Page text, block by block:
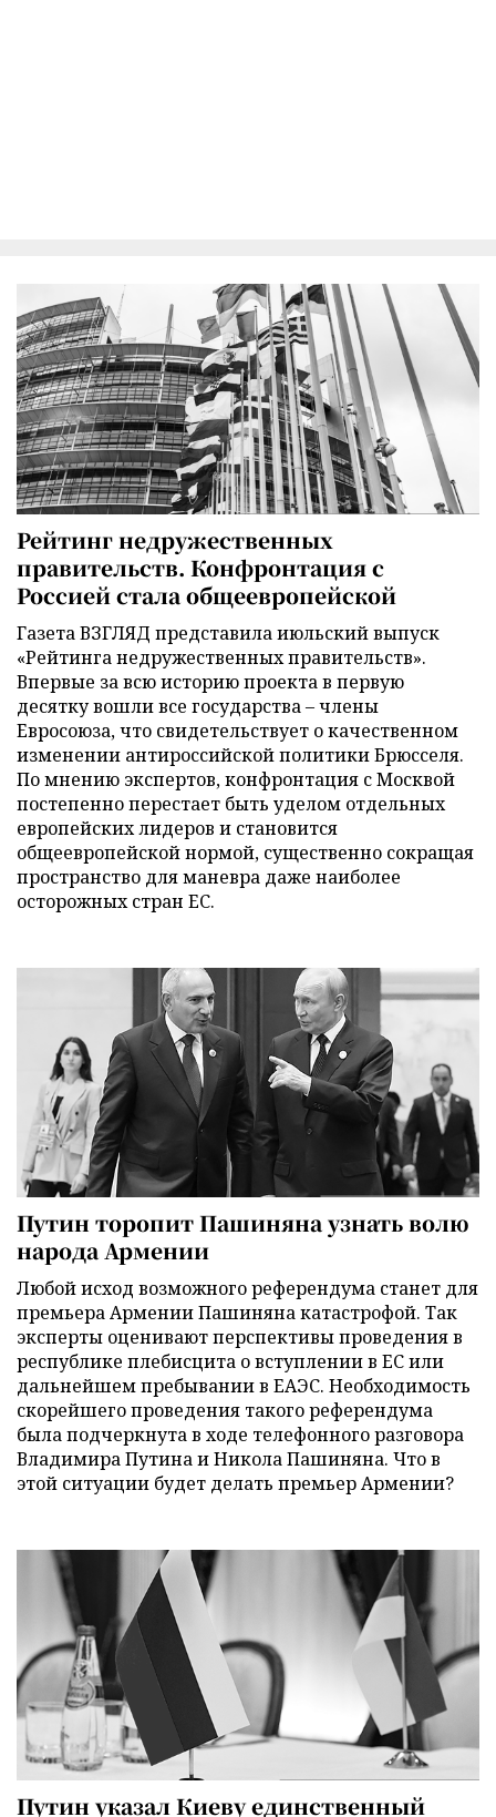
Рейтинг недружественных
правительств. Конфронтация с
Россией стала общеевропейской
Газета ВЗГЛЯД представила июльский выпуск
«Рейтинга недружественных правительств».
Впервые за всю историю проекта в первую
десятку вошли все государства – члены
Евросоюза, что свидетельствует о качественном
изменении антироссийской политики Брюсселя.
По мнению экспертов, конфронтация с Москвой
постепенно перестает быть уделом отдельных
европейских лидеров и становится
общеевропейской нормой, существенно сокращая
пространство для маневра даже наиболее
осторожных стран ЕС.
Путин торопит Пашиняна узнать волю
народа Армении
Любой исход возможного референдума станет для
премьера Армении Пашиняна катастрофой. Так
эксперты оценивают перспективы проведения в
республике плебисцита о вступлении в ЕС или
дальнейшем пребывании в ЕАЭС. Необходимость
скорейшего проведения такого референдума
была подчеркнута в ходе телефонного разговора
Владимира Путина и Никола Пашиняна. Что в
этой ситуации будет делать премьер Армении?
Путин указал Киеву единственный